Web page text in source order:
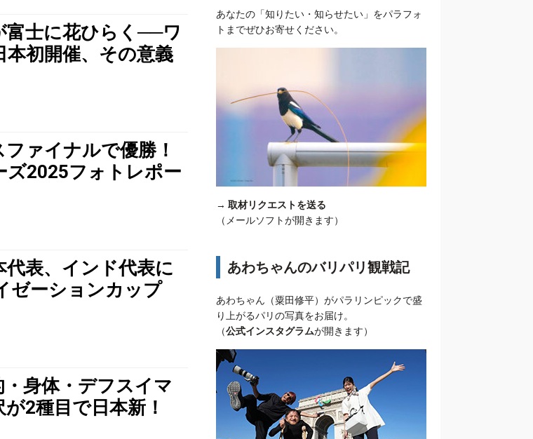
富士に花ひらく──ワ
本初開催、その意義
ァイナルで優勝！
ズ2025フォトレポー
表、インド代表に
ゼーションカップ
身体・デフスイマ
2種目で日本新！
あなたの「知りたい・知らせたい」をパラフォ
トまでぜひお寄せください。
→ 取材リクエストを送る
（メールソフトが開きます）
あわちゃんのバリパリ観戦記
あわちゃん（粟田修平）がパラリンピックで盛
り上がるパリの写真をお届け。
（公式インスタグラムが開きます）